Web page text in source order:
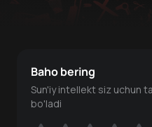
Baho bering
Sun'iy intellekt siz uchun
bo'ladi